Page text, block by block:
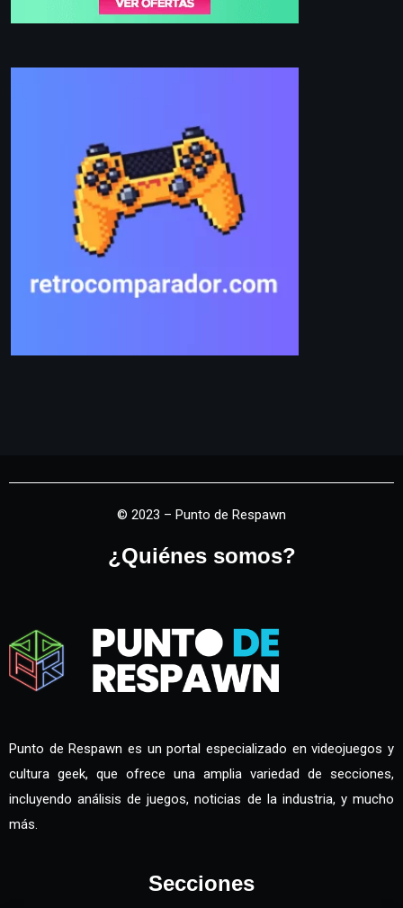
© 2023 – Punto de Respawn
¿Quiénes somos?
Punto de Respawn es un portal especializado en videojuegos y
cultura geek, que ofrece una amplia variedad de secciones,
incluyendo análisis de juegos, noticias de la industria, y mucho
más.
Secciones